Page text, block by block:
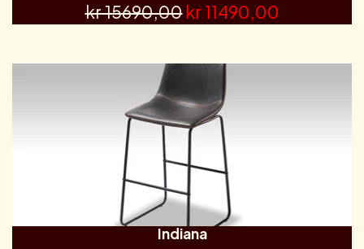
kr 15690,00 kr 11490,00
Indiana